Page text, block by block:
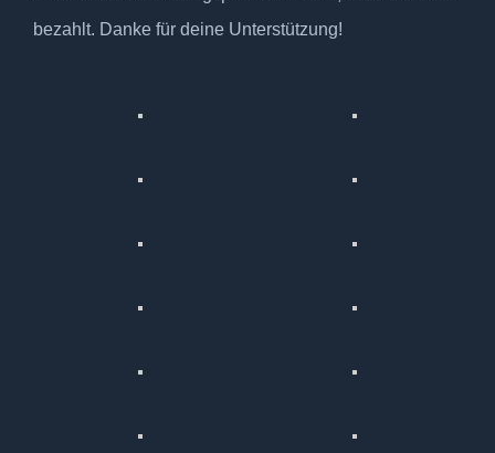
bezahlt. Danke für deine Unterstützung!